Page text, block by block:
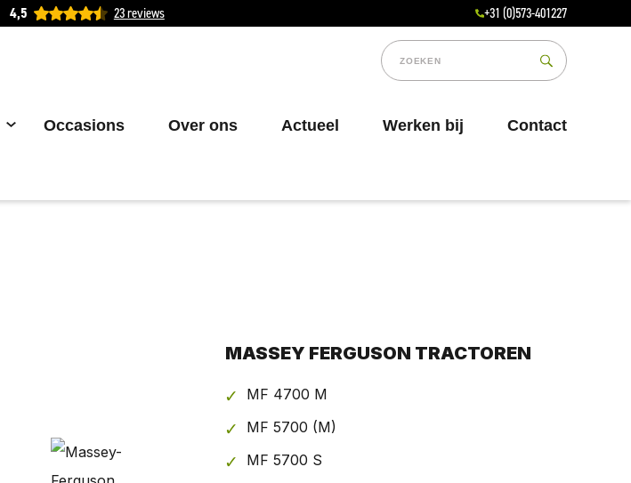
4,5 23 reviews +31 (0)573-401227
Occasions Over ons Actueel Werken bij Contact
MASSEY FERGUSON TRACTOREN
MF 4700 M
MF 5700 (M)
MF 5700 S